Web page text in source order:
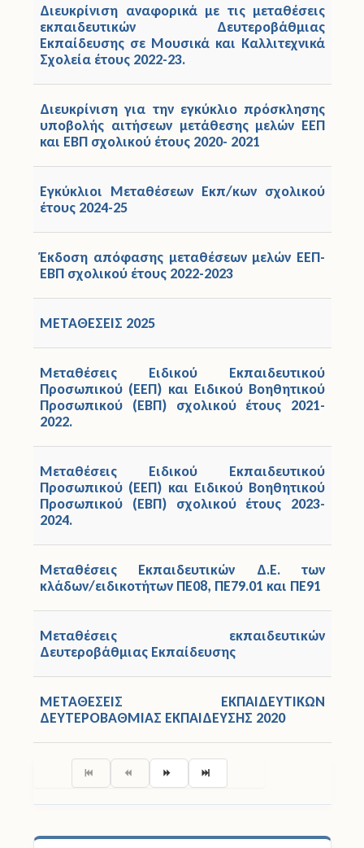
Διευκρίνιση αναφορικά με τις μεταθέσεις
εκπαιδευτικών Δευτεροβάθμιας
Εκπαίδευσης σε Μουσικά και Καλλιτεχνικά
Σχολεία έτους 2022-23.
Διευκρίνιση για την εγκύκλιο πρόσκλησης
υποβολής αιτήσεων μετάθεσης μελών ΕΕΠ
και ΕΒΠ σχολικού έτους 2020- 2021
Εγκύκλιοι Μεταθέσεων Εκπ/κων σχολικού
έτους 2024-25
Έκδοση απόφασης μεταθέσεων μελών ΕΕΠ-
ΕΒΠ σχολικού έτους 2022-2023
ΜΕΤΑΘΕΣΕΙΣ 2025
Μεταθέσεις Ειδικού Εκπαιδευτικού
Προσωπικού (ΕΕΠ) και Ειδικού Βοηθητικού
Προσωπικού (ΕΒΠ) σχολικού έτους 2021-
2022.
Μεταθέσεις Ειδικού Εκπαιδευτικού
Προσωπικού (ΕΕΠ) και Ειδικού Βοηθητικού
Προσωπικού (ΕΒΠ) σχολικού έτους 2023-
2024.
Μεταθέσεις Εκπαιδευτικών Δ.Ε. των
κλάδων/ειδικοτήτων ΠΕ08, ΠΕ79.01 και ΠΕ91
Μεταθέσεις εκπαιδευτικών
Δευτεροβάθμιας Εκπαίδευσης
ΜΕΤΑΘΕΣΕΙΣ ΕΚΠΑΙΔΕΥΤΙΚΩΝ
ΔΕΥΤΕΡΟΒΑΘΜΙΑΣ ΕΚΠΑΙΔΕΥΣΗΣ 2020